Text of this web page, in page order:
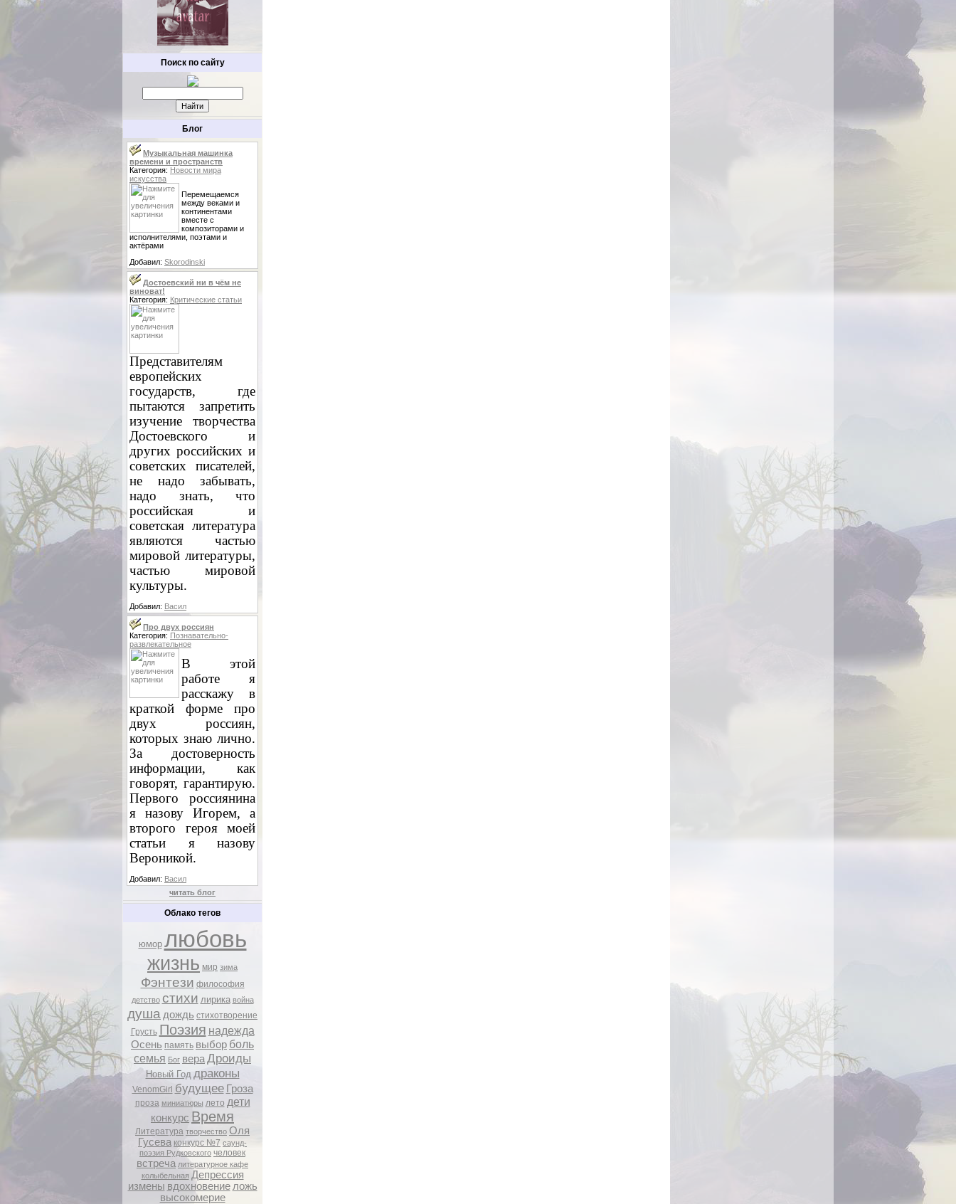
Поиск по сайту
Блог
Музыкальная машинка
времени и пространств
Категория: Новости мира
искусства
Перемещаемся
между веками и
континентами
вместе с
композиторами и
исполнителями, поэтами и
актёрами
Добавил: Skorodinski
Достоевский ни в чём не
виноват!
Категория: Критические статьи
Представителям
европейских
государств, где
пытаются запретить
изучение творчества
Достоевского и
других российских и
советских писателей,
не надо забывать,
надо знать, что
российская и
советская литература
являются частью
мировой литературы,
частью мировой
культуры.
Добавил: Васил
Про двух россиян
Категория: Познавательно-
развлекательное
В этой
работе я
расскажу в
краткой форме про
двух россиян,
которых знаю лично.
За достоверность
информации, как
говорят, гарантирую.
Первого россиянина
я назову Игорем, а
второго героя моей
статьи я назову
Вероникой.
Добавил: Васил
читать блог
Облако тегов
юмор любовь
жизнь мир зима
Фэнтези философия
детство стихи лирика война
душа дождь стихотворение
Грусть Поэзия надежда
Осень память выбор боль
семья Бог вераДроиды
Новый Год драконы
VenomGirl будущее Гроза
проза миниатюры лето дети
конкурс Время
Литература творчество Оля
Гусева конкурс №7 саунд-
поэзия Рудковского человек
встреча литературное кафе
колыбельная Депрессия
измены вдохновение ложь
высокомерие